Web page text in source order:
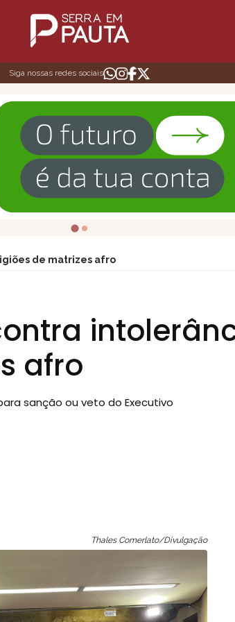
Siga nossas redes sociais
de matrizes afro
afro
sanção ou veto do Executivo
Thales Comerlato/Divulgação